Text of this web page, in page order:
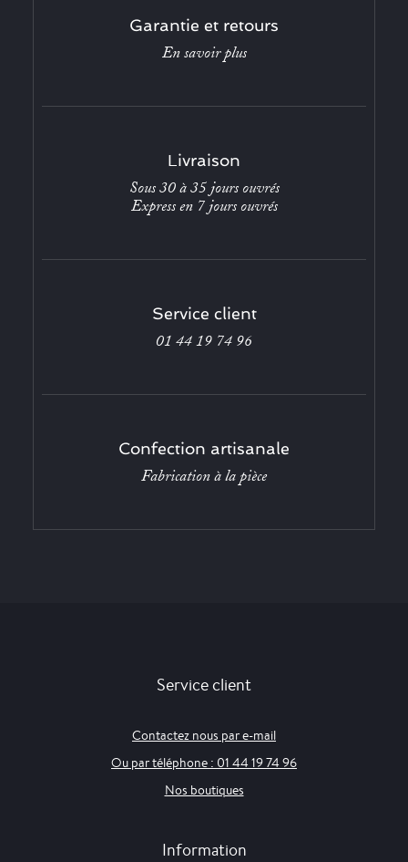
Garantie et retours
En savoir plus
Livraison
Sous 30 à 35 jours ouvrés
Express en 7 jours ouvrés
Service client
01 44 19 74 96
Confection artisanale
Fabrication à la pièce
Service client
Contactez nous par e-mail
Ou par téléphone : 01 44 19 74 96
Nos boutiques
Information